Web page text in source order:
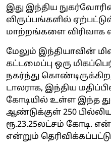
இது இந்திய
விருப்பங்களில்
மாற்றங்களை விரிவாக
மேலும் இந்தியாவின்
கட்டமைப்பு ஒரு
நகர்ந்து
டாலராக, இந்திய
கோடியில் உள்ள இந்த
ஆண்டுக்குள் 250
ரூ.23.25லட்சம் கோடி.
என்றும்